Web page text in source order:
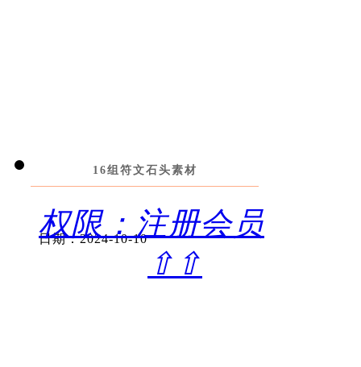
16组符文石头素材
权限：注册会员
⇧⇧
日期：2024-10-10